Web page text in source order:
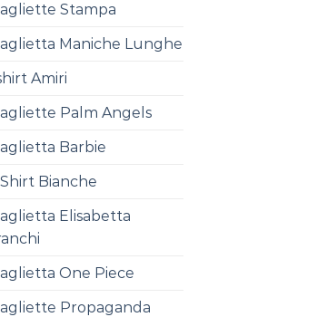
Stampa
Maniche Lunghe
Amiri
Palm Angels
Barbie
Bianche
Elisabetta
One Piece
Propaganda